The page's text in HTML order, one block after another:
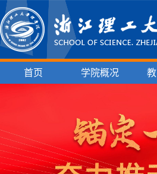
首页 学院概况